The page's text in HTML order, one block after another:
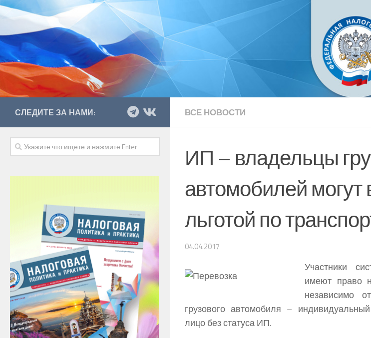
ВСЕ НОВОСТИ
ИП – владельцы
автомобилей могут
льготой по
04.04.2017
Участники
имеют право
независимо
грузового автомобиля –
лицо без статуса ИП.
СЛЕДИТЕ ЗА НАМИ: